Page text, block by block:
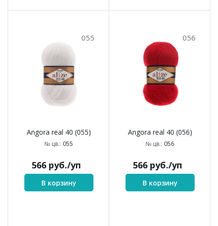
055
Angora real 40 (055)
№ цв.: 055
566 руб./уп
В корзину
056
Angora real 40 (056)
№ цв.: 056
566 руб./уп
В корзину